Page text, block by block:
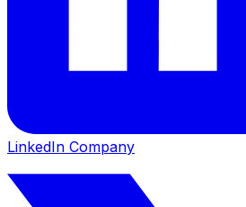
LinkedIn Company